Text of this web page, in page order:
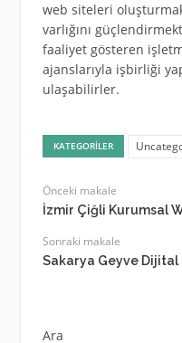
web siteleri
varlığını
faaliyet gösteren
ajanslarıyla işbirliği
ulaşabilirler.
KATEGORILER
Önceki makale
İzmir Çiğli Kurumsal
Sonraki makale
Sakarya Geyve Dijital
Ara